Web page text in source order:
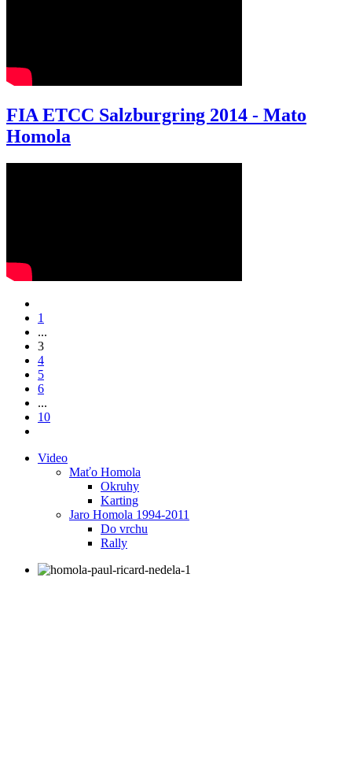
FIA ETCC Salzburgring 2014 - Mato
Homola
1
...
3
4
5
6
...
10
Video
Maťo Homola
Okruhy
Karting
Jaro Homola 1994-2011
Do vrchu
Rally